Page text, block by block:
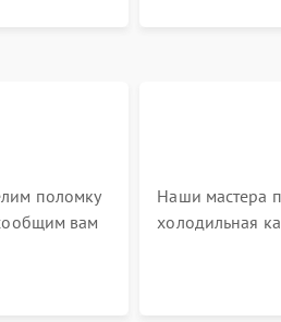
поломку
вам
Наши мастера
холодильная